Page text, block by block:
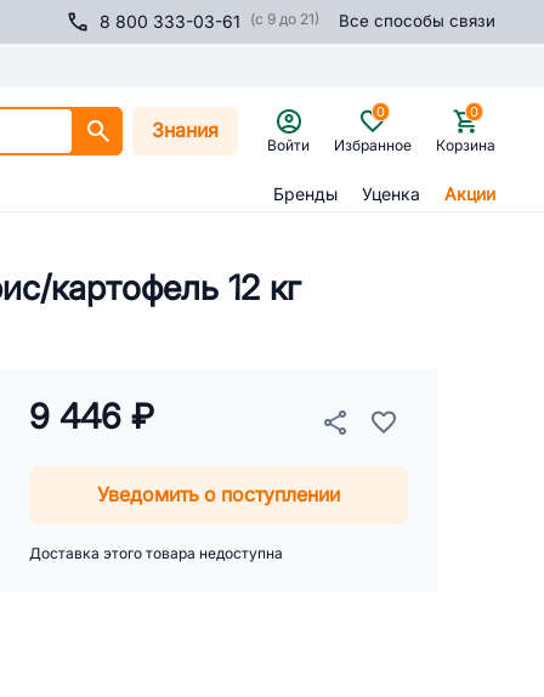
8 800 333-03-61 (с 9 до 21) Все способы связи
Знания
Войти Избранное
0
Корзина
0
Бренды Уценка Акции
картофель 12 кг
9 446 ₽
Уведомить о поступлении
Доставка этого товара недоступна